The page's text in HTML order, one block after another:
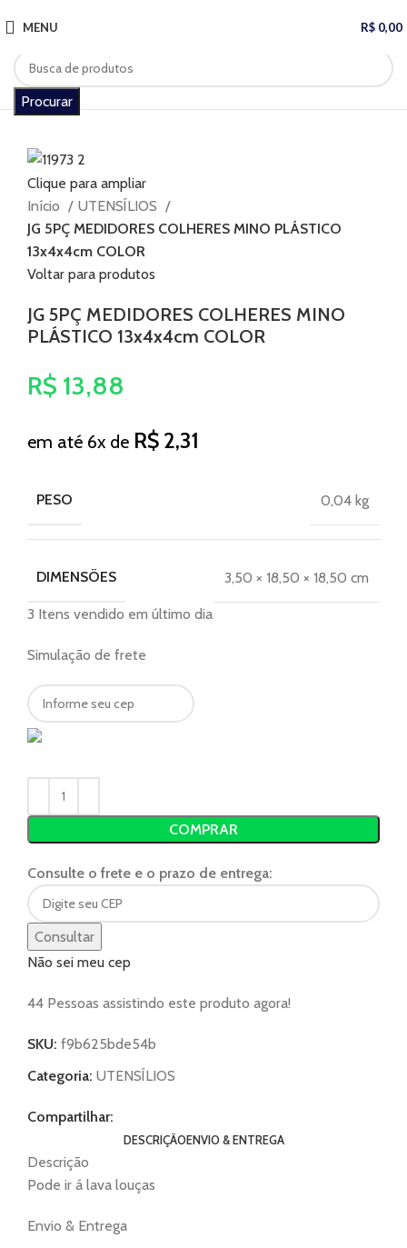
MENU R$ 0,00
Procurar
Clique para ampliar
Início
UTENSÍLIOS
JG 5PÇ MEDIDORES COLHERES MINO PLÁSTICO
13x4x4cm COLOR
Voltar para produtos
JG 5PÇ MEDIDORES COLHERES MINO
PLÁSTICO 13x4x4cm COLOR
R$ 13,88
em até 6x de R$ 2,31
PESO 0,04 kg
DIMENSÕES 3,50 × 18,50 × 18,50 cm
3 Itens vendido em último dia
Simulação de frete
COMPRAR
Consulte o frete e o prazo de entrega:
Consultar
Não sei meu cep
44 Pessoas assistindo este produto agora!
SKU: f9b625bde54b
Categoria: UTENSÍLIOS
Compartilhar:
DESCRIÇÃOENVIO & ENTREGA
Descrição
Pode ir á lava louças
Envio & Entrega